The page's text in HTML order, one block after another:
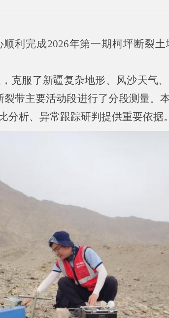
利完成2026年第一期柯坪断裂
克服了新疆复杂地形、风沙天气
带主要活动段进行了分段测量。
析、异常跟踪研判提供重要依据。